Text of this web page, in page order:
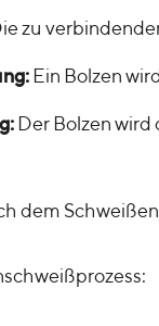
zu
Ein Bolzen
Der Bolzen
dem